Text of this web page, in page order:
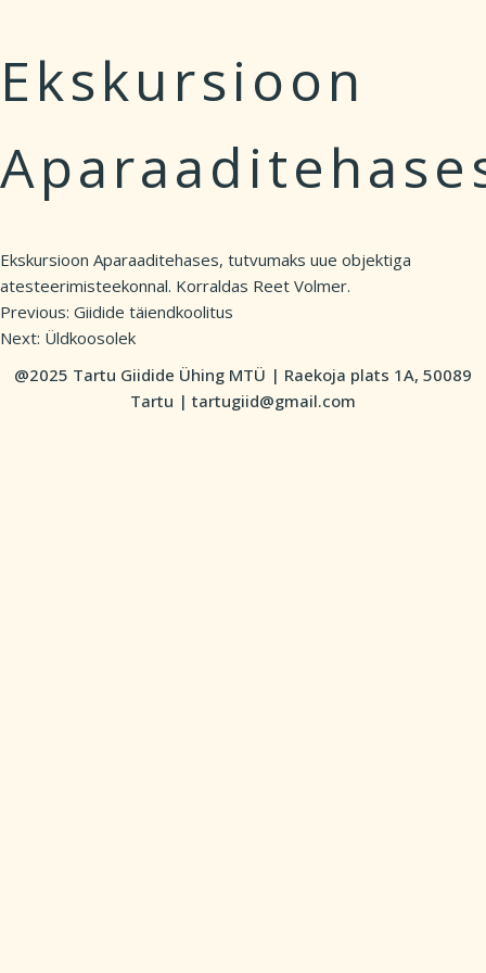
Ekskursioon
Ekskursioon Aparaaditehases, tutvumaks uue objektiga
atesteerimisteekonnal. Korraldas Reet Volmer.
Post
navigation
Previous: Giidide täiendkoolitus
Next: Üldkoosolek
@2025 Tartu Giidide Ühing MTÜ | Raekoja plats 1A, 50089
Tartu | tartugiid@gmail.com